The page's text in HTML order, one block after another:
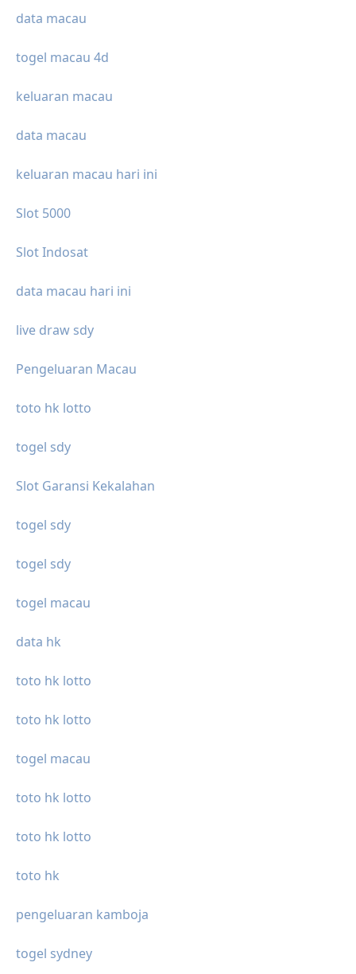
data macau
togel macau 4d
keluaran macau
data macau
keluaran macau hari ini
Slot 5000
Slot Indosat
data macau hari ini
live draw sdy
Pengeluaran Macau
toto hk lotto
togel sdy
Slot Garansi Kekalahan
togel sdy
togel sdy
togel macau
data hk
toto hk lotto
toto hk lotto
togel macau
toto hk lotto
toto hk lotto
toto hk
pengeluaran kamboja
togel sydney